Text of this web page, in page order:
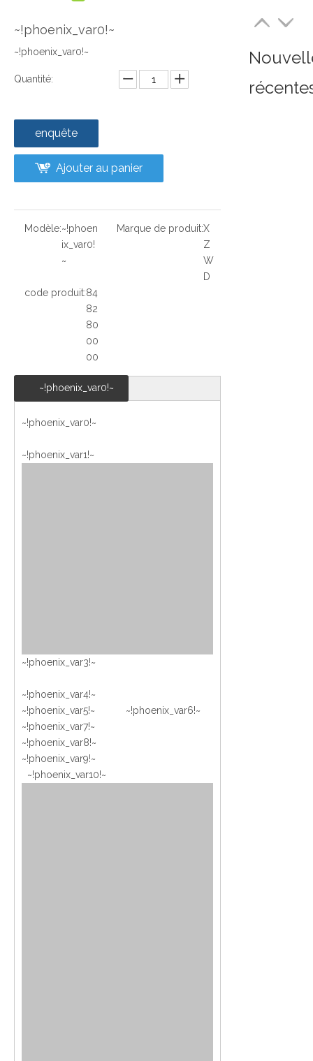
~!phoenix_var0!~
~!phoenix_var0!~
Quantité:
enquête
Ajouter au panier
Modèle:~!phoen
ix_var0!
~
Marque de produit:X
Z
W
D
code produit:84
82
80
00
00
~!phoenix_var0!~
~!phoenix_var0!~
~!phoenix_var1!~
~!phoenix_var3!~
~!phoenix_var4!~
~!phoenix_var5!~ ~!phoenix_var6!~
~!phoenix_var7!~
~!phoenix_var8!~
~!phoenix_var9!~
~!phoenix_var10!~